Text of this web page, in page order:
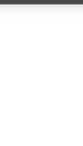
incumplimiento a la citada